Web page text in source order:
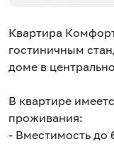
Квартира
гостиничным
доме в
В квaртиpe
проживания:
- Вместимость до